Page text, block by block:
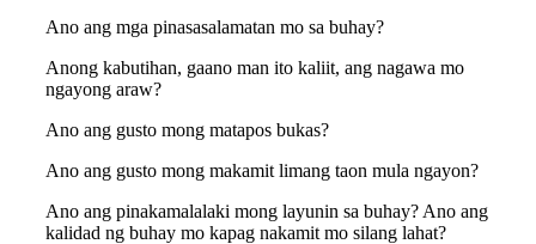
Ano ang mga pinasasalamatan mo sa buhay?
Anong kabutihan, gaano man ito kaliit, ang nagawa mo
ngayong araw?
Ano ang gusto mong matapos bukas?
Ano ang gusto mong makamit limang taon mula ngayon?
Ano ang pinakamalalaki mong layunin sa buhay? Ano ang
kalidad ng buhay mo kapag nakamit mo silang lahat?